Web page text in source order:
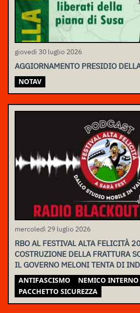
giovedì 30 luglio 2026
AGGIORNAMENTO PRESIDIO
NOTAV
mercoledì 29 luglio 2026
RBO AL FESTIVAL ALTA FELICITÀ
COSTRUZIONE DELLA FRATTURA
IL GOVERNO MELONI TENTA DI
MOVIMENTO
ANTIFASCISMO
NEMICO INTERNO
PACCHETTO SICUREZZA